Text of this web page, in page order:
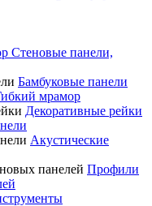
Стеновые панели,
Бамбуковые панели
мрамор
Декоративные рейки
Акустические
Профили